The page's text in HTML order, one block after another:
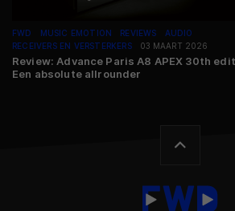
FWD MUSIC EMOTION REVIEWS
AUDIO
RECEIVERS EN VERSTERKERS
03 MAART 2026
Review: Advance Paris A8 APEX 30th
Een absolute allrounder